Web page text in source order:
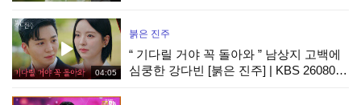
04:05
붉은 진주
“ 기다릴 거야 꼭 돌아와 ” 남상지 고백에
심쿵한 강다빈 [붉은 진주] | KBS 260807